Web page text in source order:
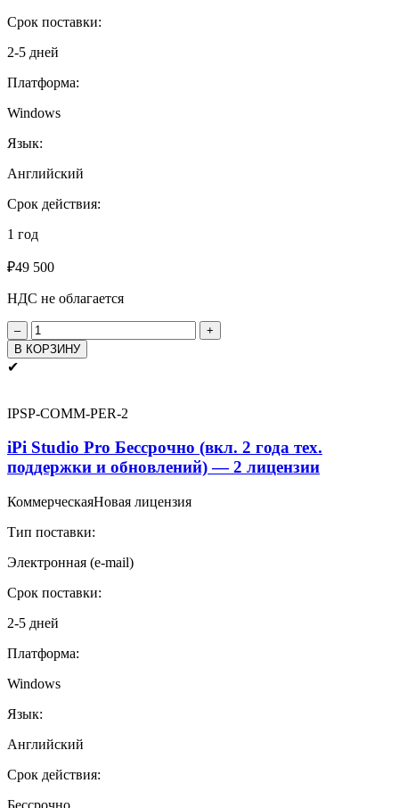
Срок поставки:
2-5 дней
Платформа:
Windows
Язык:
Английский
Срок действия:
1 год
₽49 500
НДС не облагается
Количество
товара
Ежегодное
iPi
Pro
для
бессрочной
-
лицензия
В КОРЗИНУ
✔
IPSP-COMM-PER-2
iPi Studio Pro Бессрочно (вкл. 2 года тех.
поддержки и обновлений) — 2 лицензии
КоммерческаяНовая лицензия
Тип поставки:
Электронная (e-mail)
Срок поставки:
2-5 дней
Платформа:
Windows
Язык:
Английский
Срок действия:
Бессрочно